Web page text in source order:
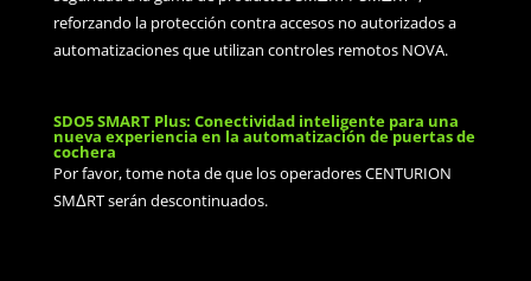
reforzando la protección contra accesos no autorizados a
automatizaciones que utilizan controles remotos NOVA.
SDO5 SMART Plus: Conectividad inteligente para una
nueva experiencia en la automatización de puertas de
cochera
Por favor, tome nota de que los operadores CENTURION
SMΔRT serán descontinuados.